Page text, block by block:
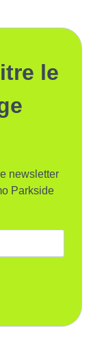
le
newsletter
Parkside